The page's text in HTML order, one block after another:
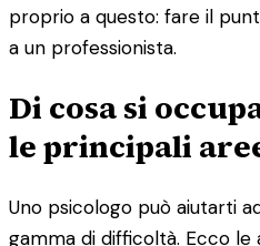
proprio a questo: fare il
a un professionista.
Di cosa si
le principali
Uno psicologo può aiutarti
gamma di difficoltà. Ecco